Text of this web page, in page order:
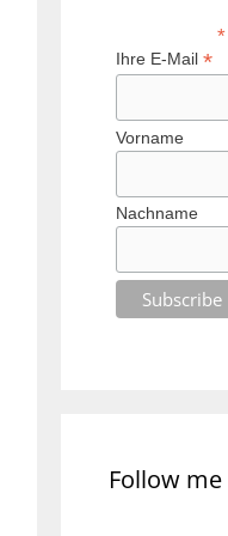
*
Ihre E-Mail *
Vorname
Nachname
Follow me